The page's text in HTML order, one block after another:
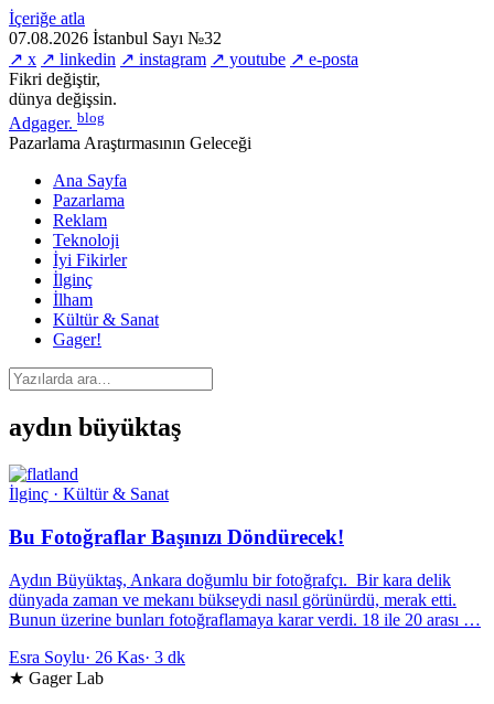
İçeriğe atla
07.08.2026 İstanbul Sayı №32
↗ x ↗ linkedin ↗ instagram ↗ youtube ↗ e-posta
Fikri değiştir,
dünya değişsin.
Adgager. blog
Pazarlama Araştırmasının Geleceği
Ana Sayfa
Pazarlama
Reklam
Teknoloji
İyi Fikirler
İlginç
İlham
Kültür & Sanat
Gager!
aydın büyüktaş
İlginç · Kültür & Sanat
Bu Fotoğraflar Başınızı Döndürecek!
Aydın Büyüktaş, Ankara doğumlu bir fotoğrafçı. Bir kara delik
dünyada zaman ve mekanı bükseydi nasıl görünürdü, merak etti.
Bunun üzerine bunları fotoğraflamaya karar verdi. 18 ile 20 arası …
Esra Soylu· 26 Kas· 3 dk
★ Gager Lab